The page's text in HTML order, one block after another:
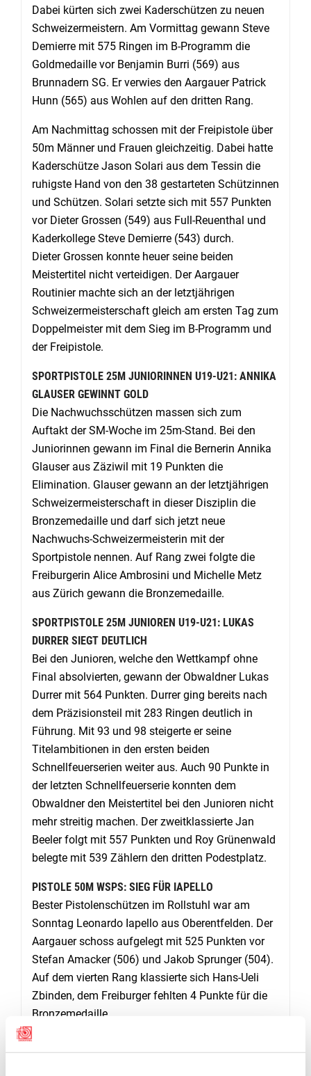
Dabei kürten sich zwei Kaderschützen zu neuen
Schweizermeistern. Am Vormittag gewann Steve
Demierre mit 575 Ringen im B-Programm die
Goldmedaille vor Benjamin Burri (569) aus
Brunnadern SG. Er verwies den Aargauer Patrick
Hunn (565) aus Wohlen auf den dritten Rang.
Am Nachmittag schossen mit der Freipistole über
50m Männer und Frauen gleichzeitig. Dabei hatte
Kaderschütze Jason Solari aus dem Tessin die
ruhigste Hand von den 38 gestarteten Schützinnen
und Schützen. Solari setzte sich mit 557 Punkten
vor Dieter Grossen (549) aus Full-Reuenthal und
Kaderkollege Steve Demierre (543) durch.
Dieter Grossen konnte heuer seine beiden
Meistertitel nicht verteidigen. Der Aargauer
Routinier machte sich an der letztjährigen
Schweizermeisterschaft gleich am ersten Tag zum
Doppelmeister mit dem Sieg im B-Programm und
der Freipistole.
SPORTPISTOLE 25M JUNIORINNEN U19-U21: ANNIKA
GLAUSER GEWINNT GOLD
Die Nachwuchsschützen massen sich zum
Auftakt der SM-Woche im 25m-Stand. Bei den
Juniorinnen gewann im Final die Bernerin Annika
Glauser aus Zäziwil mit 19 Punkten die
Elimination. Glauser gewann an der letztjährigen
Schweizermeisterschaft in dieser Disziplin die
Bronzemedaille und darf sich jetzt neue
Nachwuchs-Schweizermeisterin mit der
Sportpistole nennen. Auf Rang zwei folgte die
Freiburgerin Alice Ambrosini und Michelle Metz
aus Zürich gewann die Bronzemedaille.
SPORTPISTOLE 25M JUNIOREN U19-U21: LUKAS
DURRER SIEGT DEUTLICH
Bei den Junioren, welche den Wettkampf ohne
Final absolvierten, gewann der Obwaldner Lukas
Durrer mit 564 Punkten. Durrer ging bereits nach
dem Präzisionsteil mit 283 Ringen deutlich in
Führung. Mit 93 und 98 steigerte er seine
Titelambitionen in den ersten beiden
Schnellfeuerserien weiter aus. Auch 90 Punkte in
der letzten Schnellfeuerserie konnten dem
Obwaldner den Meistertitel bei den Junioren nicht
mehr streitig machen. Der zweitklassierte Jan
Beeler folgt mit 557 Punkten und Roy Grünenwald
belegte mit 539 Zählern den dritten Podestplatz.
PISTOLE 50M WSPS: SIEG FÜR IAPELLO
Bester Pistolenschützen im Rollstuhl war am
Sonntag Leonardo Iapello aus Oberentfelden. Der
Aargauer schoss aufgelegt mit 525 Punkten vor
Stefan Amacker (506) und Jakob Sprunger (504).
Auf dem vierten Rang klassierte sich Hans-Ueli
Zbinden, dem Freiburger fehlten 4 Punkte für die
Bronzemedaille.